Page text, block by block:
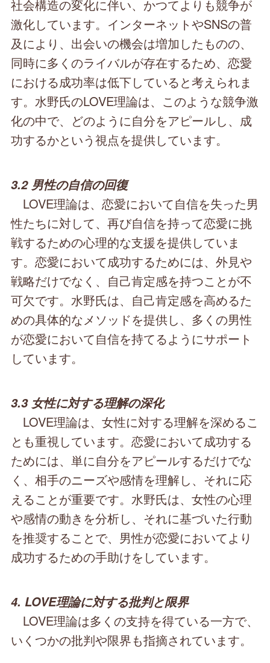
社会構造の変化に伴い、かつてよりも競争が
激化しています。インターネットやSNSの普
及により、出会いの機会は増加したものの、
同時に多くのライバルが存在するため、恋愛
における成功率は低下していると考えられま
す。水野氏のLOVE理論は、このような競争激
化の中で、どのように自分をアピールし、成
功するかという視点を提供しています。
3.2 男性の自信の回復
LOVE理論は、恋愛において自信を失った男
性たちに対して、再び自信を持って恋愛に挑
戦するための心理的な支援を提供していま
す。恋愛において成功するためには、外見や
戦略だけでなく、自己肯定感を持つことが不
可欠です。水野氏は、自己肯定感を高めるた
めの具体的なメソッドを提供し、多くの男性
が恋愛において自信を持てるようにサポート
しています。
3.3 女性に対する理解の深化
LOVE理論は、女性に対する理解を深めるこ
とも重視しています。恋愛において成功する
ためには、単に自分をアピールするだけでな
く、相手のニーズや感情を理解し、それに応
えることが重要です。水野氏は、女性の心理
や感情の動きを分析し、それに基づいた行動
を推奨することで、男性が恋愛においてより
成功するための手助けをしています。
4. LOVE理論に対する批判と限界
LOVE理論は多くの支持を得ている一方で、
いくつかの批判や限界も指摘されています。